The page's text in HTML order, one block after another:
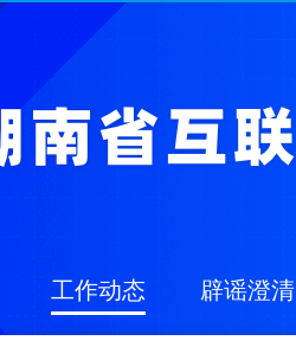
工作动态 辟谣澄清